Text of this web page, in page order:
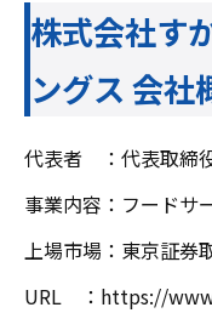
株式会社す
ングス 会社
代表者 ：代表取締
事業内容：フードサ
上場市場：東京証券
URL ：https://